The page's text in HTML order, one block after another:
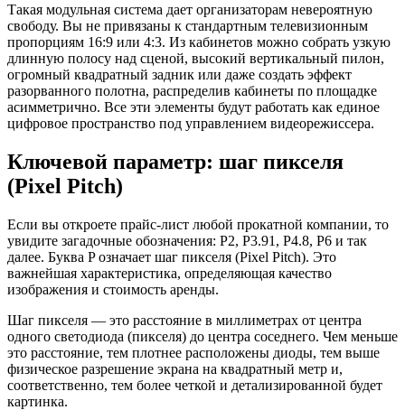
Такая модульная система дает организаторам невероятную
свободу. Вы не привязаны к стандартным телевизионным
пропорциям 16:9 или 4:3. Из кабинетов можно собрать узкую
длинную полосу над сценой, высокий вертикальный пилон,
огромный квадратный задник или даже создать эффект
разорванного полотна, распределив кабинеты по площадке
асимметрично. Все эти элементы будут работать как единое
цифровое пространство под управлением видеорежиссера.
Ключевой параметр: шаг пикселя
(Pixel Pitch)
Если вы откроете прайс-лист любой прокатной компании, то
увидите загадочные обозначения: P2, P3.91, P4.8, P6 и так
далее. Буква P означает шаг пикселя (Pixel Pitch). Это
важнейшая характеристика, определяющая качество
изображения и стоимость аренды.
Шаг пикселя — это расстояние в миллиметрах от центра
одного светодиода (пикселя) до центра соседнего. Чем меньше
это расстояние, тем плотнее расположены диоды, тем выше
физическое разрешение экрана на квадратный метр и,
соответственно, тем более четкой и детализированной будет
картинка.